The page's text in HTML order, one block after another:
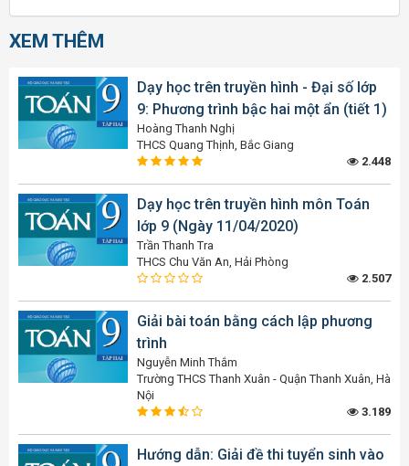
XEM THÊM
Dạy học trên truyền hình - Đại số lớp
9: Phương trình bậc hai một ẩn (tiết 1)
Hoàng Thanh Nghị
THCS Quang Thịnh, Bắc Giang
2.448
Dạy học trên truyền hình môn Toán
lớp 9 (Ngày 11/04/2020)
Trần Thanh Tra
THCS Chu Văn An, Hải Phòng
2.507
Giải bài toán bằng cách lập phương
trình
Nguyễn Minh Thắm
Trường THCS Thanh Xuân - Quận Thanh Xuân, Hà
Nội
3.189
Hướng dẫn: Giải đề thi tuyển sinh vào